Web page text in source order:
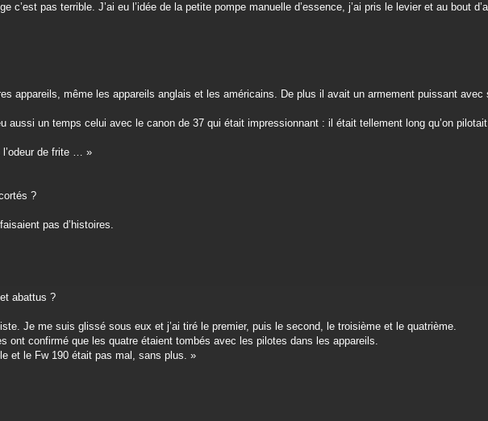
pas terrible. J’ai eu l’idée de la petite pompe manuelle d’essence, j’ai pris le levier et au bout
appareils, même les appareils anglais et les américains. De plus il avait un armement puissant avec
un temps celui avec le canon de 37 qui était impressionnant : il était tellement long qu’on
l’odeur de frite … »
?
pas d’histoires.
abattus ?
Je me suis glissé sous eux et j’ai tiré le premier, puis le second, le troisième et le quatrième.
confirmé que les quatre étaient tombés avec les pilotes dans les appareils.
et le Fw 190 était pas mal, sans plus. »